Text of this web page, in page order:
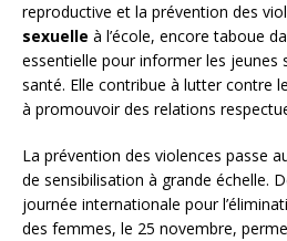
reproductive et la prévention des
sexuelle à l’école, encore taboue
essentielle pour informer les jeunes
santé. Elle contribue à lutter contre
à promouvoir des relations
La prévention des violences passe
de sensibilisation à grande échelle.
journée internationale pour
des femmes, le 25 novembre,